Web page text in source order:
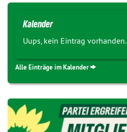
Kalender
Uups, kein Eintrag vorhanden.
Alle Einträge im Kalender